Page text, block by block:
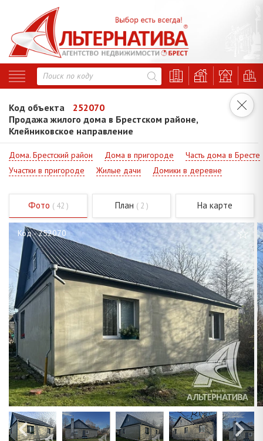
Код объекта
252070
Продажа жилого дома в Брестском районе,
Клейниковское направление
Дома. Брестский район Дома в пригороде
Часть дома в Бресте
Участки в пригороде
Жилые дачи Домики в деревне
Фото ( 42 ) План ( 2 ) На карте
Код - 252070